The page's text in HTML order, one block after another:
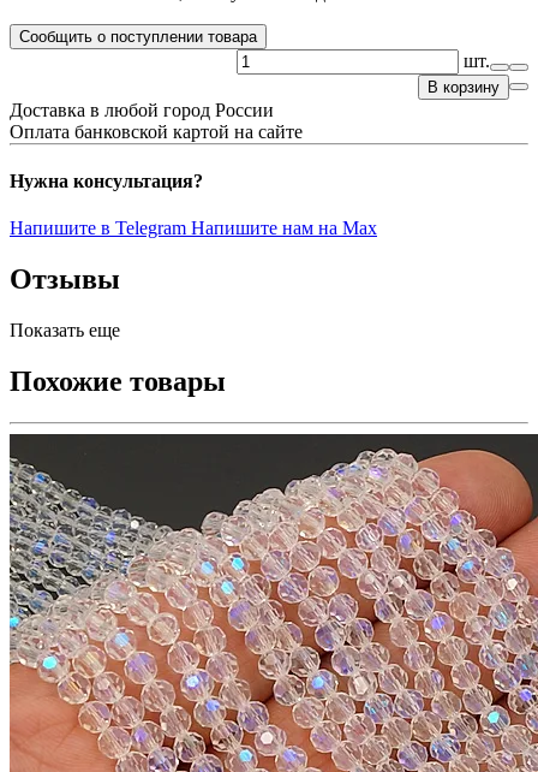
Сообщить о поступлении товара
шт.
В корзину
Доставка в любой город России
Оплата банковской картой на сайте
Нужна консультация?
Напишите в Telegram Напишите нам на Max
Отзывы
Показать еще
Похожие товары